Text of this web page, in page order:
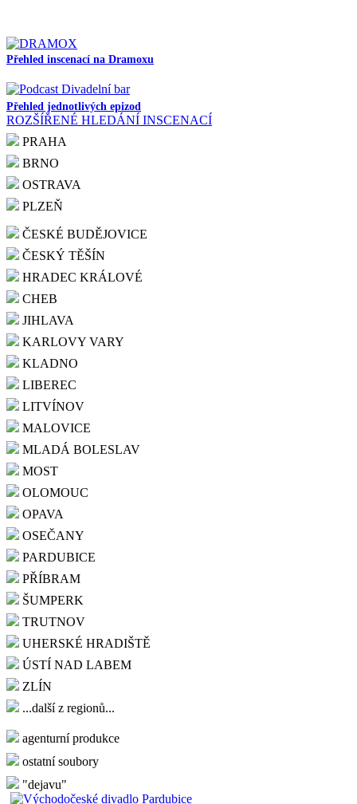
Přehled inscenací na Dramoxu
Přehled jednotlivých epizod
ROZŠÍŘENÉ HLEDÁNÍ INSCENACÍ
PRAHA
BRNO
OSTRAVA
PLZEŇ
ČESKÉ BUDĚJOVICE
ČESKÝ TĚŠÍN
HRADEC KRÁLOVÉ
CHEB
JIHLAVA
KARLOVY VARY
KLADNO
LIBEREC
LITVÍNOV
MALOVICE
MLADÁ BOLESLAV
MOST
OLOMOUC
OPAVA
OSEČANY
PARDUBICE
PŘÍBRAM
ŠUMPERK
TRUTNOV
UHERSKÉ HRADIŠTĚ
ÚSTÍ NAD LABEM
ZLÍN
...další z regionů...
agenturní produkce
ostatní soubory
"dejavu"